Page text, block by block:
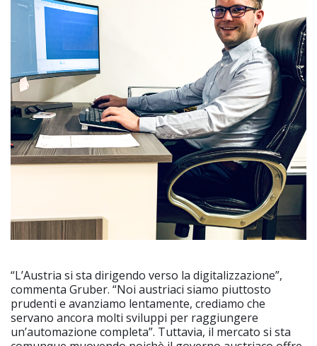
“L’Austria si sta dirigendo verso la digitalizzazione”,
commenta Gruber. “Noi austriaci siamo piuttosto
prudenti e avanziamo lentamente, crediamo che
servano ancora molti sviluppi per raggiungere
un’automazione completa”. Tuttavia, il mercato si sta